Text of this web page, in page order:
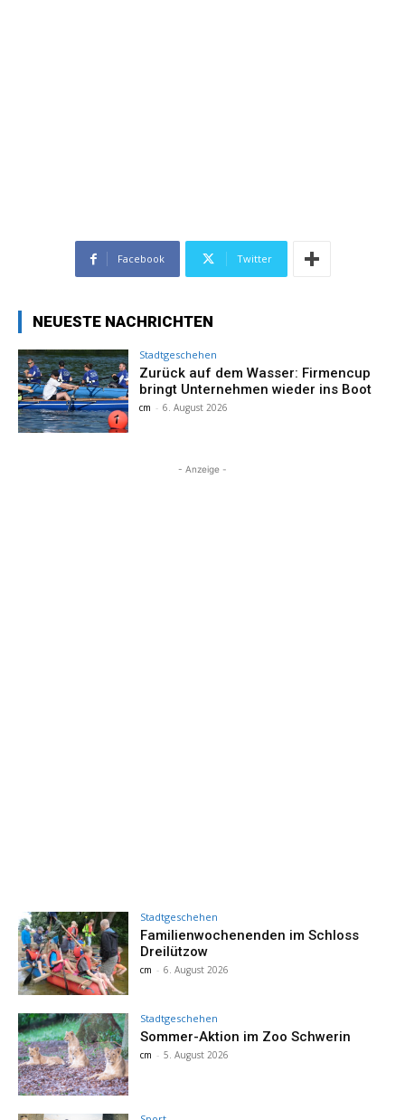
Facebook Twitter
NEUESTE NACHRICHTEN
Stadtgeschehen
Zurück auf dem Wasser: Firmencup
bringt Unternehmen wieder ins Boot
cm - 6. August 2026
- Anzeige -
Stadtgeschehen
Familienwochenenden im Schloss
Dreilützow
cm - 6. August 2026
Stadtgeschehen
Sommer-Aktion im Zoo Schwerin
cm - 5. August 2026